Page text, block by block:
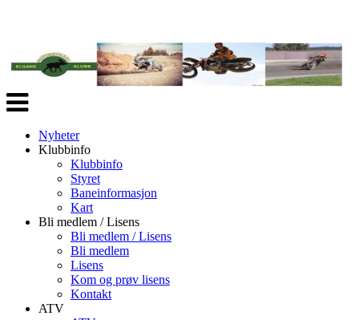
Veksle
navigasjon
Nyheter
Klubbinfo
Klubbinfo
Styret
Baneinformasjon
Kart
Bli medlem / Lisens
Bli medlem / Lisens
Bli medlem
Lisens
Kom og prøv lisens
Kontakt
ATV